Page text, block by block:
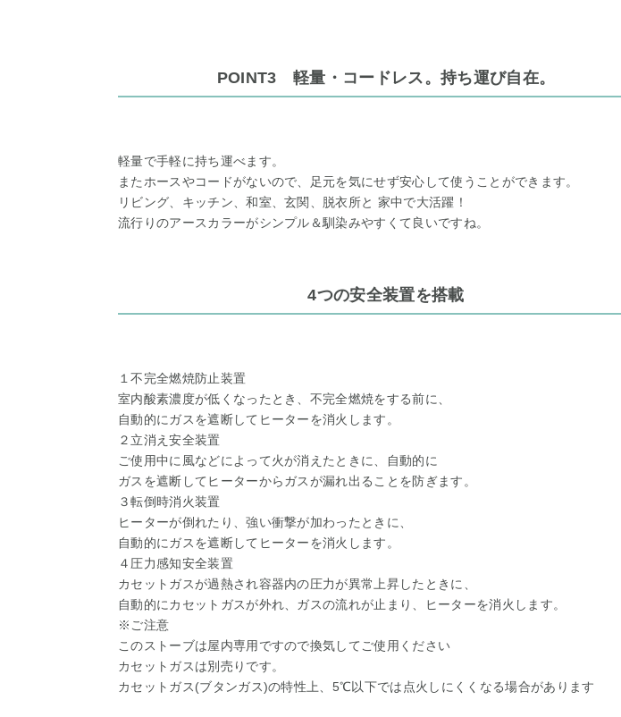
POINT3 軽量・コードレス。持ち運び自在。
軽量で手軽に持ち運べます。
またホースやコードがないので、足元を気にせず安心して使うことができます。
リビング、キッチン、和室、玄関、脱衣所と 家中で大活躍！
流行りのアースカラーがシンプル＆馴染みやすくて良いですね。
4つの安全装置を搭載
１不完全燃焼防止装置
室内酸素濃度が低くなったとき、不完全燃焼をする前に、
自動的にガスを遮断してヒーターを消火します。
２立消え安全装置
ご使用中に風などによって火が消えたときに、自動的に
ガスを遮断してヒーターからガスが漏れ出ることを防ぎます。
３転倒時消火装置
ヒーターが倒れたり、強い衝撃が加わったときに、
自動的にガスを遮断してヒーターを消火します。
４圧力感知安全装置
カセットガスが過熱され容器内の圧力が異常上昇したときに、
自動的にカセットガスが外れ、ガスの流れが止まり、ヒーターを消火します。
※ご注意
このストーブは屋内専用ですので換気してご使用ください
カセットガスは別売りです。
カセットガス(ブタンガス)の特性上、5℃以下では点火しにくくなる場合があります